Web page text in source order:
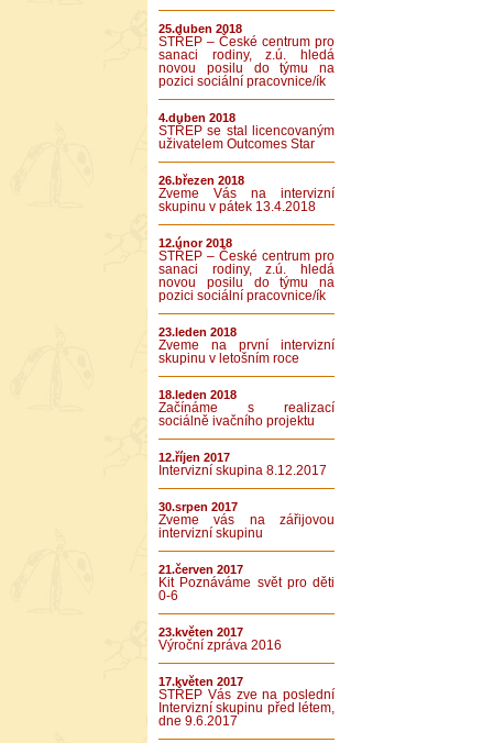
25.duben 2018
STŘEP – České centrum pro
sanaci rodiny, z.ú. hledá
novou posilu do týmu na
pozici sociální pracovnice/ík
4.duben 2018
STŘEP se stal licencovaným
uživatelem Outcomes Star
26.březen 2018
Zveme Vás na intervizní
skupinu v pátek 13.4.2018
12.únor 2018
STŘEP – České centrum pro
sanaci rodiny, z.ú. hledá
novou posilu do týmu na
pozici sociální pracovnice/ík
23.leden 2018
Zveme na první intervizní
skupinu v letošním roce
18.leden 2018
Začínáme s realizací
sociálně ivačního projektu
12.říjen 2017
Intervizní skupina 8.12.2017
30.srpen 2017
Zveme vás na zářijovou
intervizní skupinu
21.červen 2017
Kit Poznáváme svět pro děti
0-6
23.květen 2017
Výroční zpráva 2016
17.květen 2017
STŘEP Vás zve na poslední
Intervizní skupinu před létem,
dne 9.6.2017